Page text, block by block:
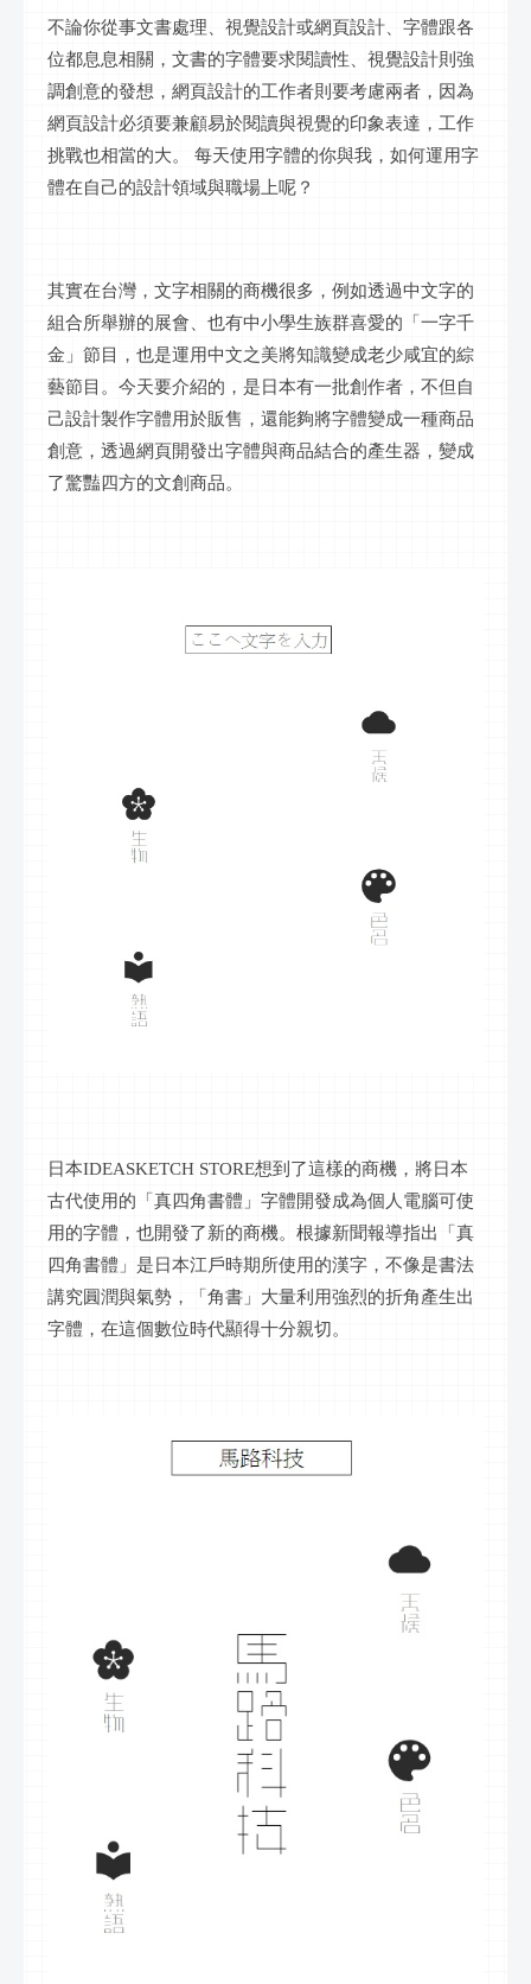
不論你從事文書處理、視覺設計或網頁設計、字體跟各
位都息息相關，文書的字體要求閱讀性、視覺設計則強
調創意的發想，網頁設計的工作者則要考慮兩者，因為
網頁設計必須要兼顧易於閱讀與視覺的印象表達，工作
挑戰也相當的大。 每天使用字體的你與我，如何運用字
體在自己的設計領域與職場上呢？
其實在台灣，文字相關的商機很多，例如透過中文字的
組合所舉辦的展會、也有中小學生族群喜愛的「一字千
金」節目，也是運用中文之美將知識變成老少咸宜的綜
藝節目。今天要介紹的，是日本有一批創作者，不但自
己設計製作字體用於販售，還能夠將字體變成一種商品
創意，透過網頁開發出字體與商品結合的產生器，變成
了驚豔四方的文創商品。
日本IDEASKETCH STORE想到了這樣的商機，將日本
古代使用的「真四角書體」字體開發成為個人電腦可使
用的字體，也開發了新的商機。根據新聞報導指出「真
四角書體」是日本江戶時期所使用的漢字，不像是書法
講究圓潤與氣勢，「角書」大量利用強烈的折角產生出
字體，在這個數位時代顯得十分親切。